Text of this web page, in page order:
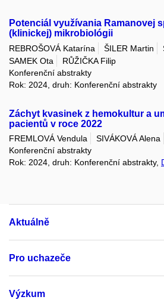
Potenciál využívania Ramanovej
(klinickej) mikrobiológii
REBROŠOVÁ Katarína ŠILER Martin
SAMEK Ota
RŮŽIČKA Filip
Konferenční abstrakty
Rok: 2024, druh: Konferenční abstrakty
Záchyt kvasinek z hemokultur a
pacientů v roce 2022
FREMLOVÁ Vendula SIVÁKOVÁ Alena
Konferenční abstrakty
Rok: 2024, druh: Konferenční abstrakty,
Aktuálně
Pro uchazeče
Výzkum